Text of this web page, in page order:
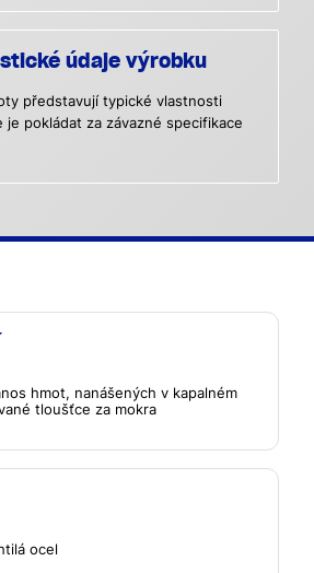
údaje výrobku
představují typické vlastnosti
je pokládat za závazné specifikace
hmot, nanášených v kapalném
tloušťce za mokra
ocel